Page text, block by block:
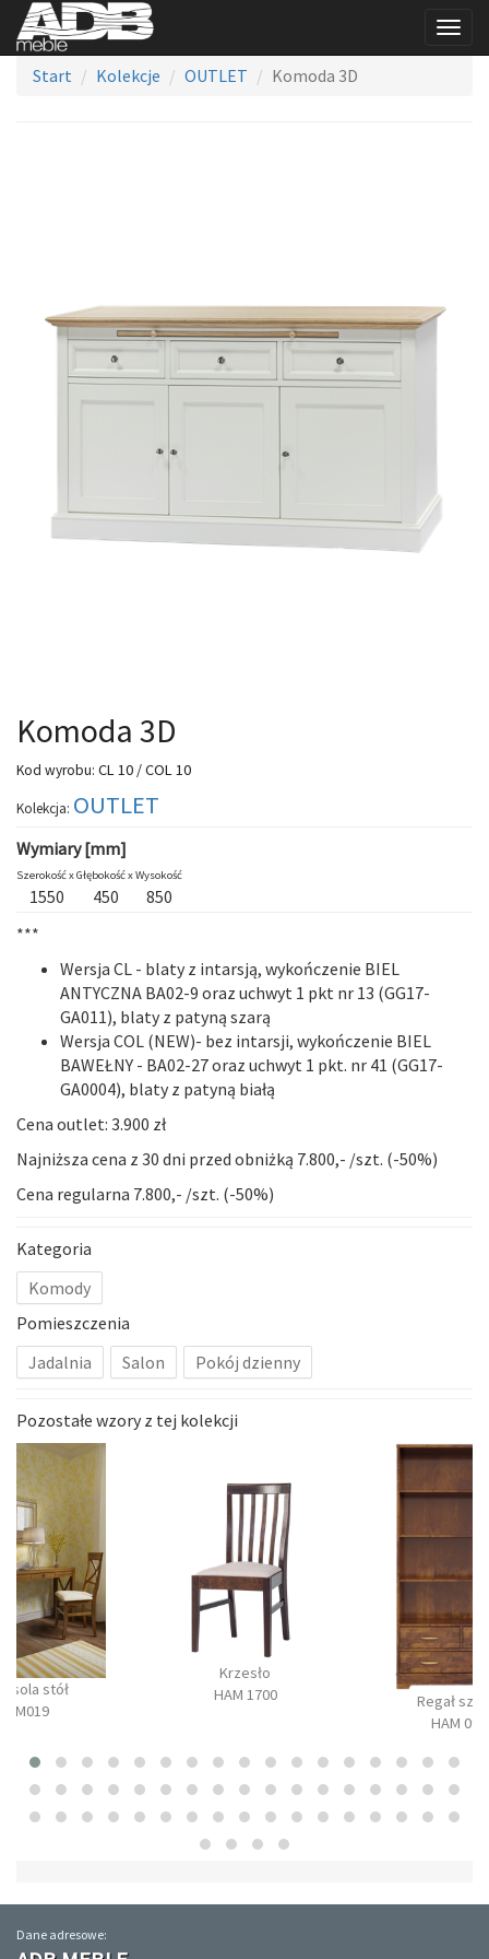
Start
Kolekcje OUTLET Komoda 3D
Komoda 3D
Kod wyrobu: CL 10 / COL 10
Kolekcja: OUTLET
Wymiary [mm]
Szerokość xGłębokość xWysokość
1550 450
850
***
Wersja CL - blaty z intarsją, wykończenie BIEL
ANTYCZNA BA02-9 oraz uchwyt 1 pkt nr 13 (GG17-
GA011), blaty z patyną szarą
Wersja COL (NEW)- bez intarsji, wykończenie BIEL
BAWEŁNY - BA02-27 oraz uchwyt 1 pkt. nr 41 (GG17-
GA0004), blaty z patyną białą
Cena outlet: 3.900 zł
Najniższa cena z 30 dni przed obniżką 7.800,- /szt. (-50%)
Cena regularna 7.800,- /szt. (-50%)
Kategoria
Komody
Pomieszczenia
Jadalnia
Salon Pokój dzienny
Pozostałe wzory z tej kolekcji
stół
BM019
Krzesło
HAM 1700
Regał
HAM
Dane adresowe: